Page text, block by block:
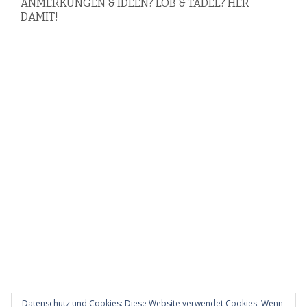
ANMERKUNGEN & IDEEN? LOB & TADEL? HER
DAMIT!
Datenschutz und Cookies: Diese Website verwendet Cookies. Wenn